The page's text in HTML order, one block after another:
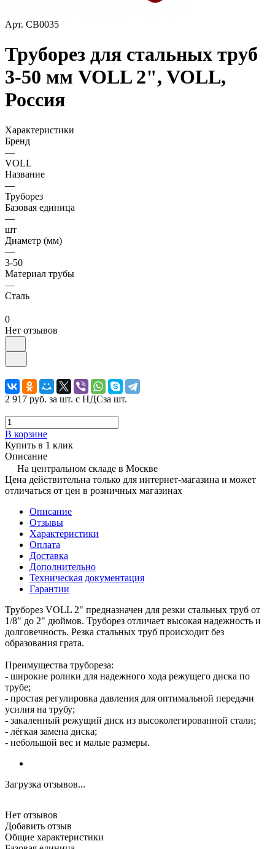
Арт. СВ0035
Труборез для стальных труб
3-50 мм VOLL 2", VOLL,
Россия
Характеристики
Бренд
—
VOLL
Название
—
Труборез
Базовая единица
—
шт
Диаметр (мм)
—
3-50
Материал трубы
—
Сталь
0
Нет отзывов
2 917 руб. за шт. с НДСза шт.
В корзине
Купить в 1 клик
Описание
На центральном складе в Москве
Цена действительна только для интернет-магазина и может
отличаться от цен в розничных магазинах
Описание
Отзывы
Характеристики
Оплата
Доставка
Дополнительно
Техническая документация
Гарантии
Труборез VOLL 2" предназначен для резки стальных труб от
1/8" до 2" дюймов. Труборез отличает высокая надежность и
долговечность. Резка стальных труб происходит без
образования грата.
Преимущества трубореза:
- широкие ролики для надежного хода режущего диска по
трубе;
- простая регулировка давления для оптимальной передачи
усилия на трубу;
- закаленный режущий диск из высоколегированной стали;
- лёгкая замена диска;
- небольшой вес и малые размеры.
Загрузка отзывов...
Нет отзывов
Добавить отзыв
Общие характеристики